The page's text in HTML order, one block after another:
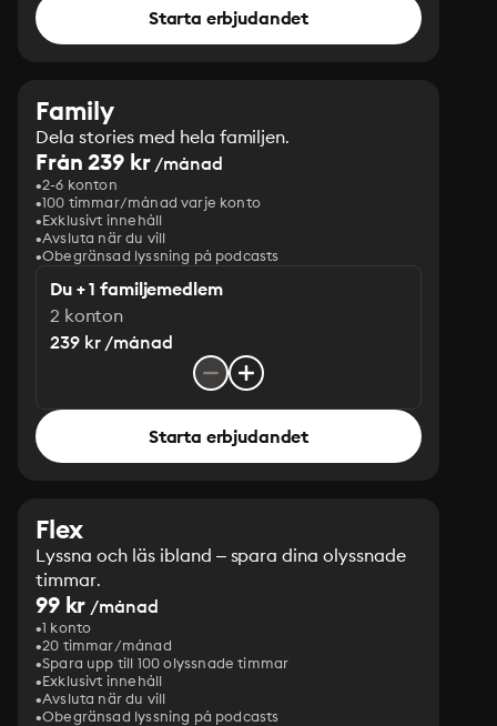
Starta erbjudandet
Family
Dela stories med hela familjen.
Från 239 kr/månad
2-6 konton
100 timmar/månad varje konto
Exklusivt innehåll
Avsluta när du vill
Obegränsad lyssning på podcasts
Du + 1 familjemedlem
2 konton
239 kr /månad
Starta erbjudandet
Flex
Lyssna och läs ibland – spara dina olyssnade
timmar.
99 kr /månad
1 konto
20 timmar/månad
Spara upp till 100 olyssnade timmar
Exklusivt innehåll
Avsluta när du vill
Obegränsad lyssning på podcasts